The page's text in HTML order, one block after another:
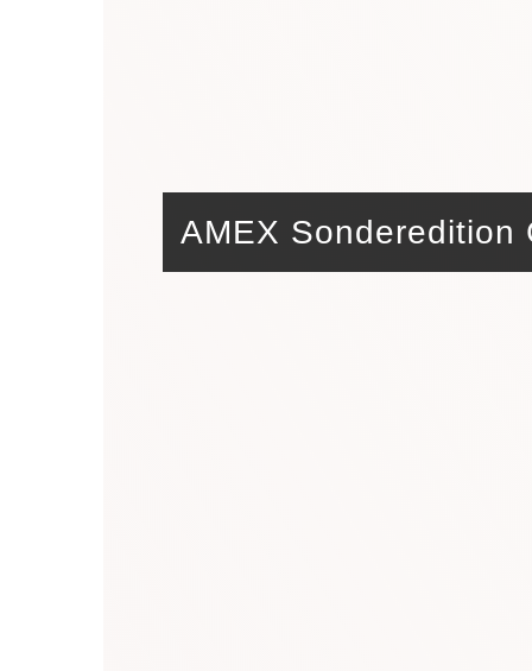
AMEX Sonderedition